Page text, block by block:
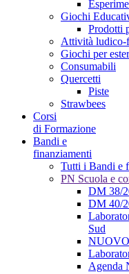
Giochi
Prodotti
Attività ludico-
Giochi per
Consumabili
Quercetti
Piste
Strawbees
Corsi
di Formazione
Bandi e
finanziamenti
Tutti i Bandi e
PN Scuola e
DM 38/
DM 40/
Sud
NUOVO
Agenda